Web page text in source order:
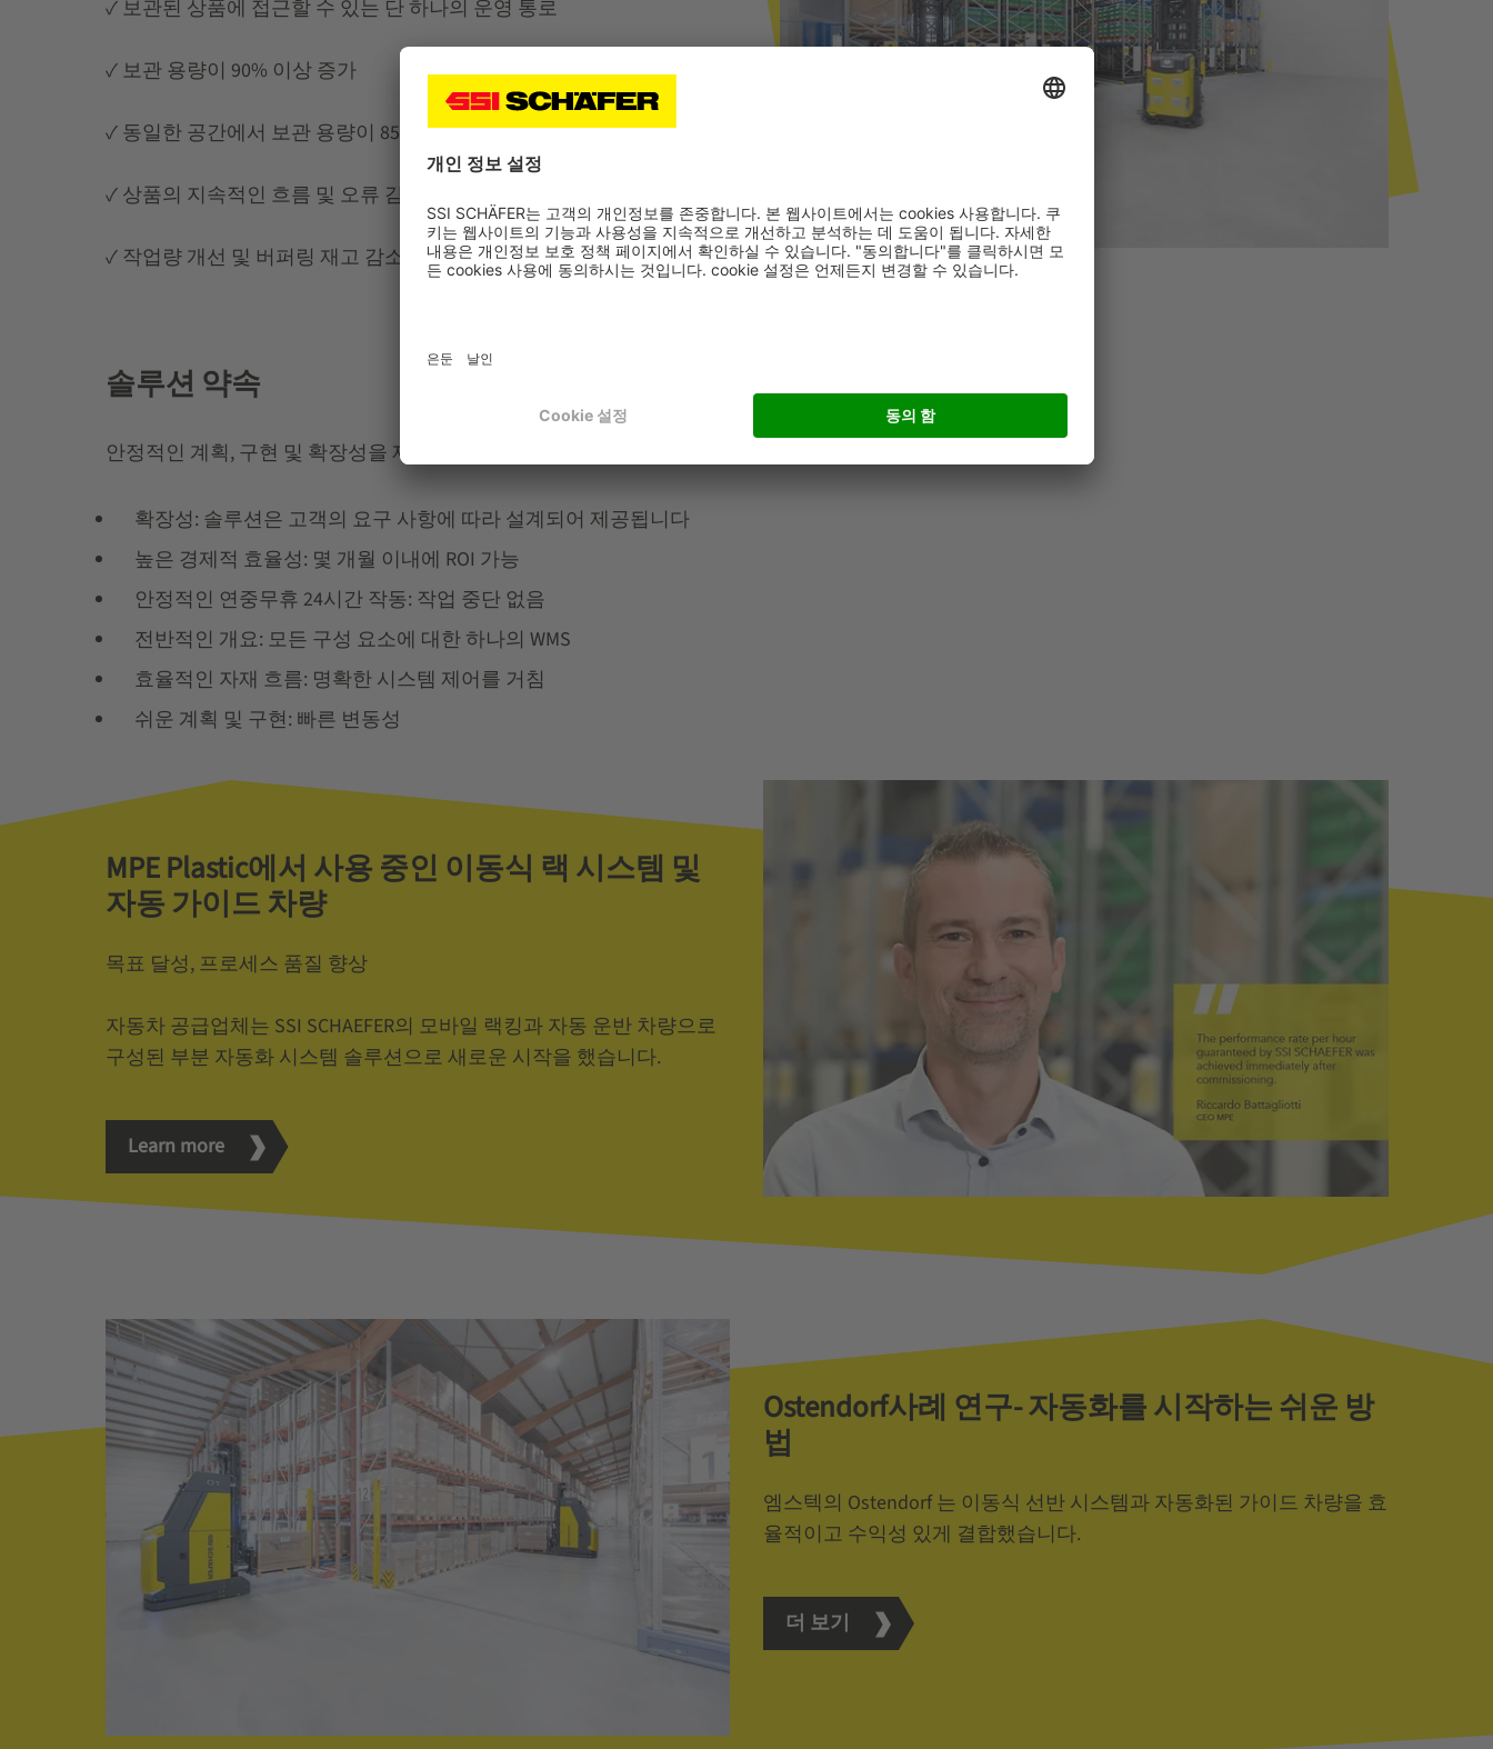
✓ 보관된 상품에 접근할 수 있는 단 하나의 운영 통로
✓ 보관 용량이 90% 이상 증가
✓ 동일한 공간에서 보관 용량이 85% 증가
✓ 상품의 지속적인 흐름 및 오류 감소
✓ 작업량 개선 및 버퍼링 재고 감소
솔루션 약속
안정적인 계획, 구현 및 확장성을 제공합니다. SSI SCHAEFER는 이를 미리 보장할 수 있습니다:
확장성: 솔루션은 고객의 요구 사항에 따라 설계되어 제공됩니다
높은 경제적 효율성: 몇 개월 이내에 ROI 가능
안정적인 연중무휴 24시간 작동: 작업 중단 없음
전반적인 개요: 모든 구성 요소에 대한 하나의 WMS
효율적인 자재 흐름: 명확한 시스템 제어를 거침
쉬운 계획 및 구현: 빠른 변동성
MPE Plastic에서 사용 중인 이동식 랙 시스템 및
자동 가이드 차량
목표 달성, 프로세스 품질 향상
자동차 공급업체는 SSI SCHAEFER의 모바일 랙킹과 자동 운반 차량으로
구성된 부분 자동화 시스템 솔루션으로 새로운 시작을 했습니다.
Learn more
Ostendorf사례 연구- 자동화를 시작하는 쉬운 방
법
엠스텍의 Ostendorf 는 이동식 선반 시스템과 자동화된 가이드 차량을 효
율적이고 수익성 있게 결합했습니다.
더 보기